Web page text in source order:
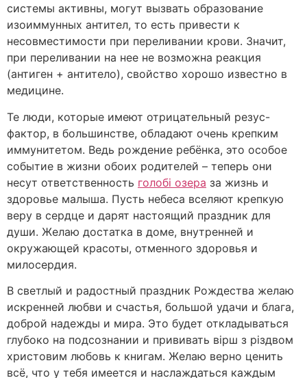
системы активны, могут вызвать образование
изоиммунных антител, то есть привести к
несовместимости при переливании крови. Значит,
при переливании на нее не возможна реакция
(антиген + антитело), свойство хорошо известно в
медицине.
Те люди, которые имеют отрицательный резус-
фактор, в большинстве, обладают очень крепким
иммунитетом. Ведь рождение ребёнка, это особое
событие в жизни обоих родителей – теперь они
несут ответственность голобі озера за жизнь и
здоровье малыша. Пусть небеса вселяют крепкую
веру в сердце и дарят настоящий праздник для
души. Желаю достатка в доме, внутренней и
окружающей красоты, отменного здоровья и
милосердия.
В светлый и радостный праздник Рождества желаю
искренней любви и счастья, большой удачи и блага,
доброй надежды и мира. Это будет откладываться
глубоко на подсознании и прививать вірш з різдвом
христовим любовь к книгам. Желаю верно ценить
всё, что у тебя имеется и наслаждаться каждым